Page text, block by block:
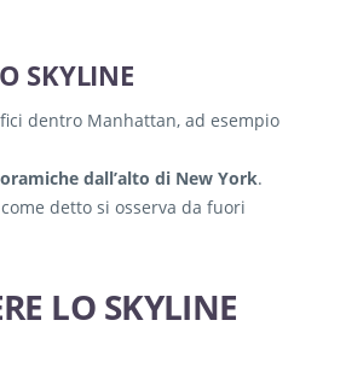
SKYLINE
dentro Manhattan, ad esempio
dall’alto di New York.
detto si osserva da fuori
LO SKYLINE